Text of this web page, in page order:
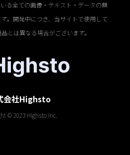
る全ての画像・テキスト・データの無
。開発中につき、当サイトで使用して
とは異なる場合がございます。
会社Highsto
© 2023 Highsto Inc.